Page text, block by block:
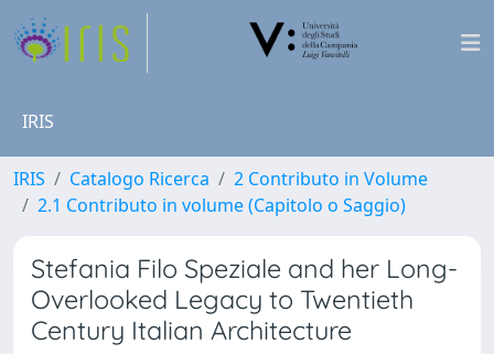
IRIS
IRIS Catalogo Ricerca
2 Contributo in Volume
2.1 Contributo in volume (Capitolo o Saggio)
Stefania Filo Speziale and her Long-
Overlooked Legacy to Twentieth
Century Italian Architecture